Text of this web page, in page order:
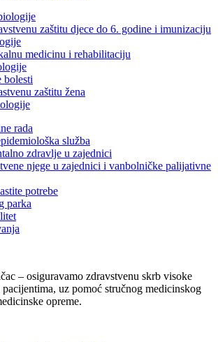
zaštitu djece do 6. godine i imunizaciju
medicinu i rehabilitaciju
bolesti
zaštitu žena
rada
služba
zdravlje u zajednici
njege u zajednici i vanbolničke palijativne
potrebe
parka
– osiguravamo zdravstvenu skrb visoke
uz pomoć stručnog medicinskog
opreme.